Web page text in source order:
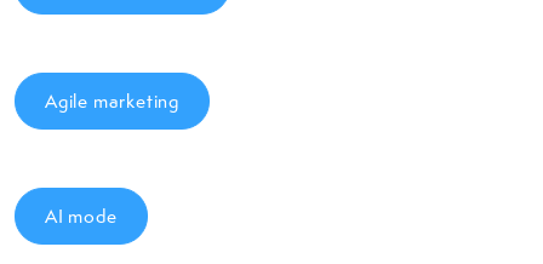
Agile marketing
AI mode